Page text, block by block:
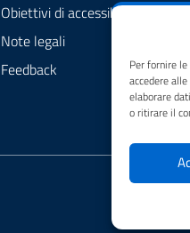
Per fornire
accedere
elaborare
o ritirare il
Obiettivi di accessibilità
Note legali
Feedback